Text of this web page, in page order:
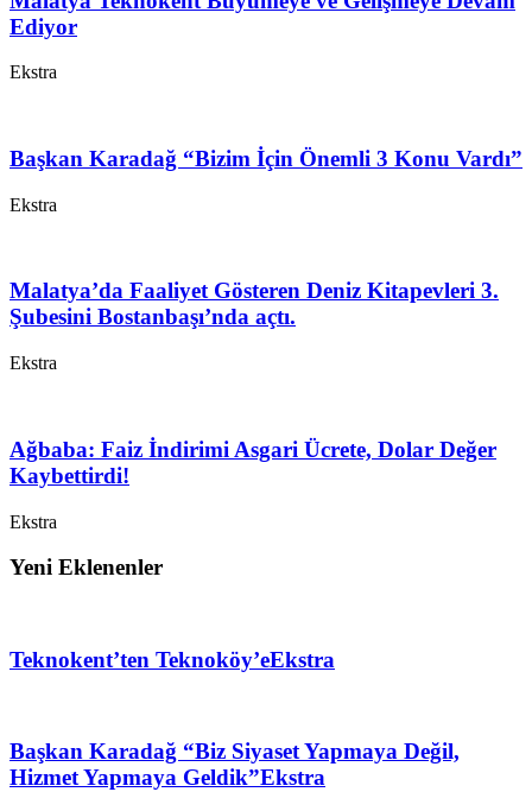
Ediyor
Ekstra
Başkan Karadağ “Bizim İçin Önemli 3 Konu Vardı”
Ekstra
Malatya’da Faaliyet Gösteren Deniz Kitapevleri 3.
Şubesini Bostanbaşı’nda açtı.
Ekstra
Ağbaba: Faiz İndirimi Asgari Ücrete, Dolar Değer
Kaybettirdi!
Ekstra
Yeni Eklenenler
Teknokent’ten Teknoköy’eEkstra
Başkan Karadağ “Biz Siyaset Yapmaya Değil,
Hizmet Yapmaya Geldik”Ekstra